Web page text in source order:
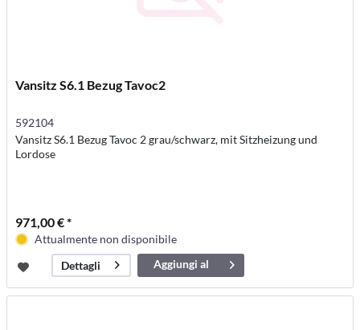
Vansitz S6.1 Bezug Tavoc2
592104
Vansitz S6.1 Bezug Tavoc 2 grau/schwarz, mit Sitzheizung und
Lordose
971,00 € *
Attualmente non disponibile
Dettagli
Aggiungi al
carrello